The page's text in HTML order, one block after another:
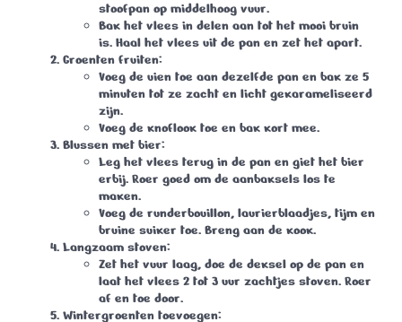
stoofpan op middelhoog vuur.
Bak het vlees in delen aan tot het mooi bruin
is. Haal het vlees uit de pan en zet het apart.
Groenten fruiten:
Voeg de uien toe aan dezelfde pan en bak ze 5
minuten tot ze zacht en licht gekarameliseerd
zijn.
Voeg de knoflook toe en bak kort mee.
Blussen met bier:
Leg het vlees terug in de pan en giet het bier
erbij. Roer goed om de aanbaksels los te
maken.
Voeg de runderbouillon, laurierblaadjes, tijm en
bruine suiker toe. Breng aan de kook.
Langzaam stoven:
Zet het vuur laag, doe de deksel op de pan en
laat het vlees 2 tot 3 uur zachtjes stoven. Roer
af en toe door.
Wintergroenten toevoegen: